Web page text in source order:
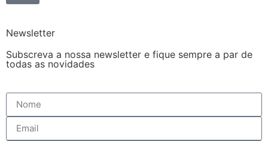
Newsletter
Subscreva a nossa newsletter e fique sempre a par de
todas as novidades